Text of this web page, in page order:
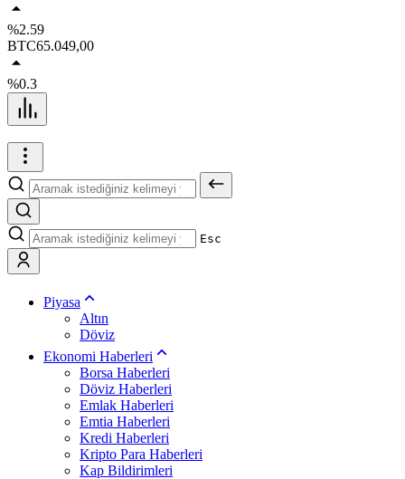
%2.59
BTC65.049,00
%0.3
Esc
Piyasa
Altın
Döviz
Ekonomi Haberleri
Borsa Haberleri
Döviz Haberleri
Emlak Haberleri
Emtia Haberleri
Kredi Haberleri
Kripto Para Haberleri
Kap Bildirimleri